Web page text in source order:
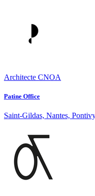
Architecte CNOA
Patine Office
Saint-Gildas, Nantes,